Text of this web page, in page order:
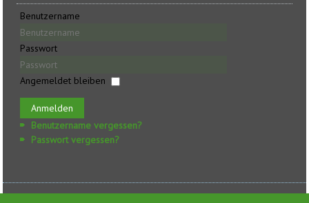
Benutzername
Passwort
Angemeldet bleiben
Anmelden
Benutzername vergessen?
Passwort vergessen?